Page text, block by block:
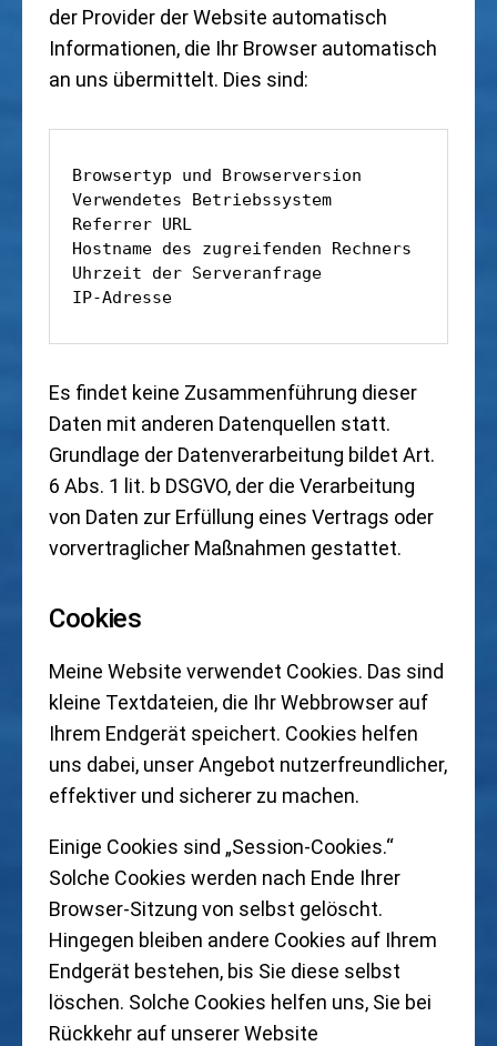
der Provider der Website automatisch
Informationen, die Ihr Browser automatisch
an uns übermittelt. Dies sind:
Browsertyp und Browserversion
Verwendetes Betriebssystem
Referrer URL
Hostname des zugreifenden Rechners
Uhrzeit der Serveranfrage
IP-Adresse
Es findet keine Zusammenführung dieser
Daten mit anderen Datenquellen statt.
Grundlage der Datenverarbeitung bildet Art.
6 Abs. 1 lit. b DSGVO, der die Verarbeitung
von Daten zur Erfüllung eines Vertrags oder
vorvertraglicher Maßnahmen gestattet.
Cookies
Meine Website verwendet Cookies. Das sind
kleine Textdateien, die Ihr Webbrowser auf
Ihrem Endgerät speichert. Cookies helfen
uns dabei, unser Angebot nutzerfreundlicher,
effektiver und sicherer zu machen.
Einige Cookies sind „Session-Cookies.“
Solche Cookies werden nach Ende Ihrer
Browser-Sitzung von selbst gelöscht.
Hingegen bleiben andere Cookies auf Ihrem
Endgerät bestehen, bis Sie diese selbst
löschen. Solche Cookies helfen uns, Sie bei
Rückkehr auf unserer Website